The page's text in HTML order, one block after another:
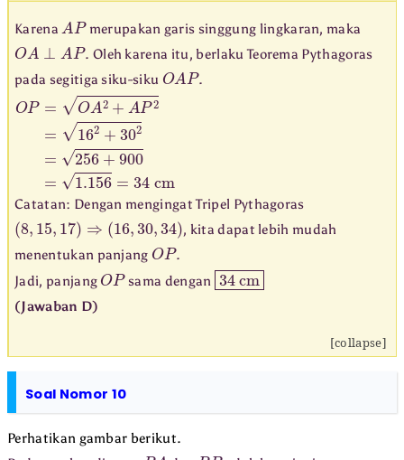
Karena AP merupakan garis singgung lingkaran, maka
O A⊥ P
. Oleh karena itu, berlaku Teorema Pythagoras
pada segitiga siku-siku O A P .
=O A2+AP2 =16
Catatan: Dengan mengingat Tripel Pythagoras
(8 15, 17)⇒ 16,30,34 )
, kita dapat lebih mudah
menentukan panjang OP.
Jadi, panjang OPsama dengan 34cm
(Jawaban D)
[collapse]
Soal Nomor 10
Perhatikan gambar berikut.
PA PB